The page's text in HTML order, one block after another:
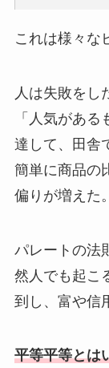
これは様々な
人は失敗をし
「人気があ
達して、田舎
簡単に商品の
偏りが増えた。
パレートの法
然人でも起こ
到し、富や信
平等平等とは